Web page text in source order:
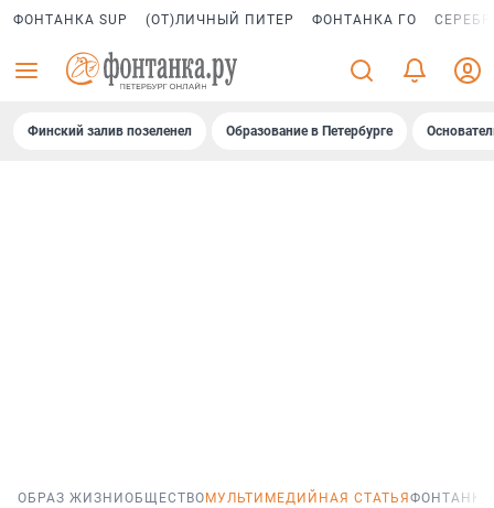
ФОНТАНКА SUP (ОТ)ЛИЧНЫЙ ПИТЕР ФОНТАНКА ГО
Финский залив позеленел Образование в Петербурге
ОБРАЗ ЖИЗНИ ОБЩЕСТВО МУЛЬТИМЕДИЙНАЯ СТАТЬЯ ФОНТАНКА